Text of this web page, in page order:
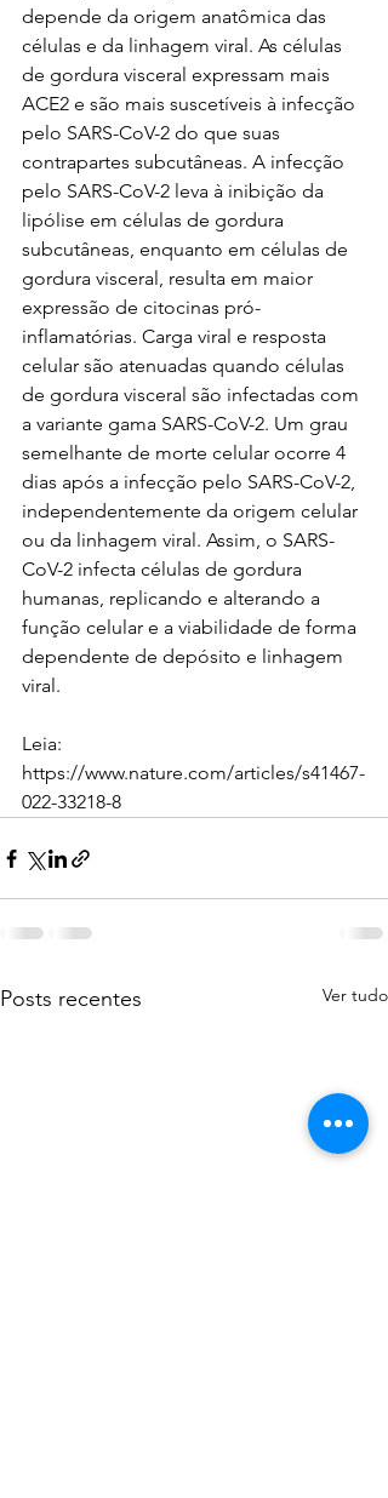
depende da origem anatômica das
células e da linhagem viral. As células
de gordura visceral expressam mais
ACE2 e são mais suscetíveis à infecção
pelo SARS-CoV-2 do que suas
contrapartes subcutâneas. A infecção
pelo SARS-CoV-2 leva à inibição da
lipólise em células de gordura
subcutâneas, enquanto em células de
gordura visceral, resulta em maior
expressão de citocinas pró-
inflamatórias. Carga viral e resposta
celular são atenuadas quando células
de gordura visceral são infectadas com
a variante gama SARS-CoV-2. Um grau
semelhante de morte celular ocorre 4
dias após a infecção pelo SARS-CoV-2,
independentemente da origem celular
ou da linhagem viral. Assim, o SARS-
CoV-2 infecta células de gordura
humanas, replicando e alterando a
função celular e a viabilidade de forma
dependente de depósito e linhagem
viral.
Leia:
https://www.nature.com/articles/s41467-
022-33218-8
Posts recentes Ver tudo